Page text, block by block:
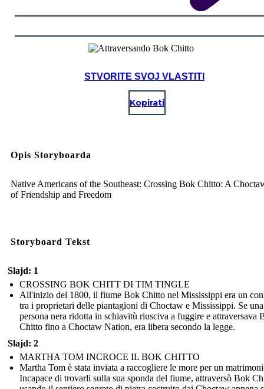
STVORITE SVOJ VLASTITI
Kopirati
Opis Storyboarda
Native Americans of the Southeast: Crossing Bok Chitto: A
of Friendship and Freedom
Storyboard Tekst
Slajd: 1
CROSSING BOK CHITT DI TIM TINGLE
All'inizio del 1800, il fiume Bok Chitto nel Mississippi era un
tra i proprietari delle piantagioni di Choctaw e Mississippi. Se una
persona nera ridotta in schiavitù riusciva a fuggire e attraversava
Chitto fino a Choctaw Nation, era libera secondo la legge.
Slajd: 2
MARTHA TOM INCROCE IL BOK CHITTO
Martha Tom è stata inviata a raccogliere le more per un
Incapace di trovarli sulla sua sponda del fiume, attraversò Bok